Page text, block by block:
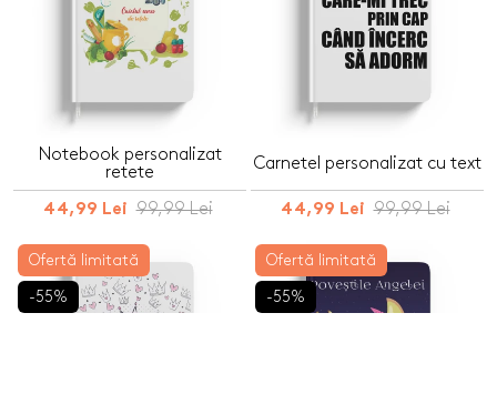
Notebook personalizat
retete
44,99 Lei 99,99 Lei
Carnetel personalizat cu text
44,99 Lei 99,99 Lei
Ofertă limitată
-55%
Ofertă limitată
-55%